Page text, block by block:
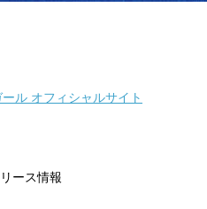
ル オフィシャルサイト
ース情報